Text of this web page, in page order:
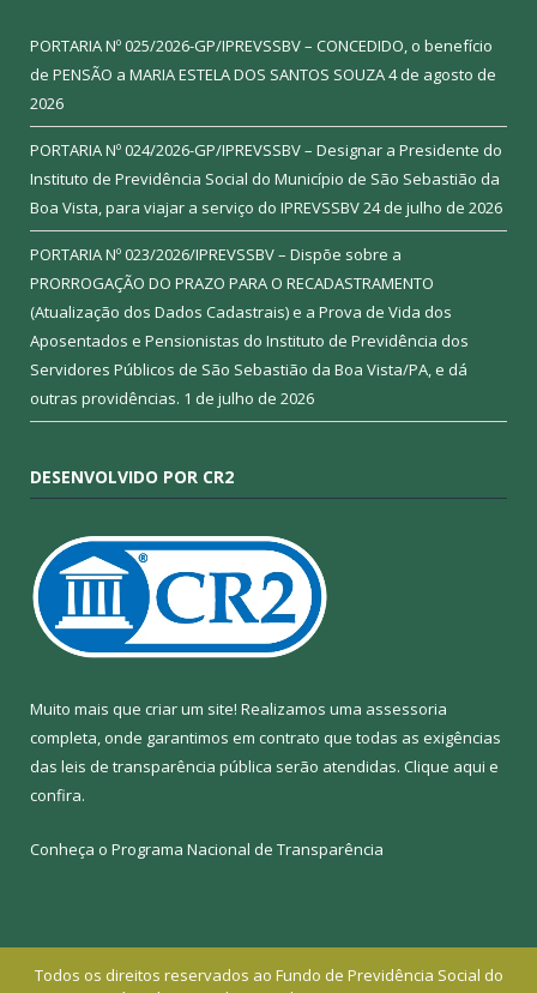
PORTARIA Nº 025/2026-GP/IPREVSSBV – CONCEDIDO, o benefício
de PENSÃO a MARIA ESTELA DOS SANTOS SOUZA4 de agosto de
2026
PORTARIA Nº 024/2026-GP/IPREVSSBV – Designar a Presidente do
Instituto de Previdência Social do Município de São Sebastião da
Boa Vista, para viajar a serviço do IPREVSSBV24 de julho de 2026
PORTARIA Nº 023/2026/IPREVSSBV – Dispõe sobre a
PRORROGAÇÃO DO PRAZO PARA O RECADASTRAMENTO
(Atualização dos Dados Cadastrais) e a Prova de Vida dos
Aposentados e Pensionistas do Instituto de Previdência dos
Servidores Públicos de São Sebastião da Boa Vista/PA, e dá
outras providências. 1 de julho de 2026
DESENVOLVIDO POR CR2
Muito mais que criar um site! Realizamos uma assessoria
completa, onde garantimos em contrato que todas as exigências
das leis de transparência pública serão atendidas. Clique aqui e
confira.
Conheça o Programa Nacional de Transparência
Todos os direitos reservados ao Fundo de Previdência Social do